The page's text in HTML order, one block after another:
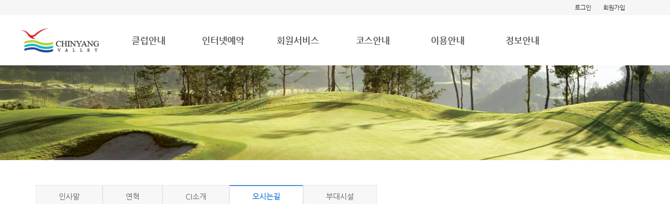
회원가입
로그인
클럽안내 인터넷예약 회원서비스 코스안내 이용안내 정보안내
인사말 연혁 CI소개 오시는길 부대시설